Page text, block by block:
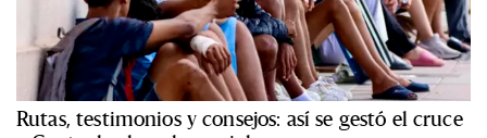
Rutas, testimonios y consejos: así se gestó el cruce